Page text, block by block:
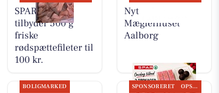
SPAR Visse
tilbyder 500 g
friske
rødspættefileter til
100 kr.
Nyt fra
Mæglerhuset
Aalborg
BOLIGMARKED SPONSORERET OPSLAGSTAVLEN